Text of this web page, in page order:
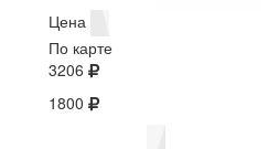
Цена
По карте
3206
1800